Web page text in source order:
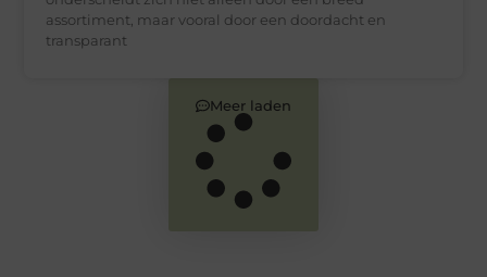
assortiment, maar vooral door een doordacht en
transparant
Meer laden